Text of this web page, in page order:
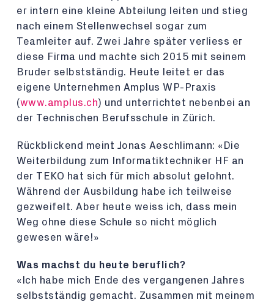
er intern eine kleine Abteilung leiten und stieg
nach einem Stellenwechsel sogar zum
Teamleiter auf. Zwei Jahre später verliess er
diese Firma und machte sich 2015 mit seinem
Bruder selbstständig. Heute leitet er das
eigene Unternehmen Amplus WP-Praxis
(www.amplus.ch) und unterrichtet nebenbei an
der Technischen Berufsschule in Zürich.
Rückblickend meint Jonas Aeschlimann: «Die
Weiterbildung zum Informatiktechniker HF an
der TEKO hat sich für mich absolut gelohnt.
Während der Ausbildung habe ich teilweise
gezweifelt. Aber heute weiss ich, dass mein
Weg ohne diese Schule so nicht möglich
gewesen wäre!»
Was machst du heute beruflich?
«Ich habe mich Ende des vergangenen Jahres
selbstständig gemacht. Zusammen mit meinem